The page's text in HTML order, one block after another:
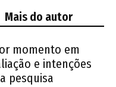
Mais do autor
momento em
e intenções
pesquisa